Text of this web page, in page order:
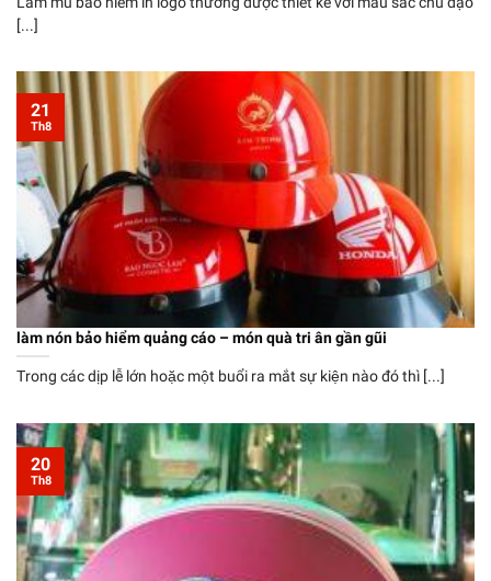
[...]
làm nón bảo hiểm quảng cáo – món quà tri ân gần gũi
Trong các dịp lễ lớn hoặc một buổi ra mắt sự kiện nào đó thì [...]
21
Th8
20
Th8